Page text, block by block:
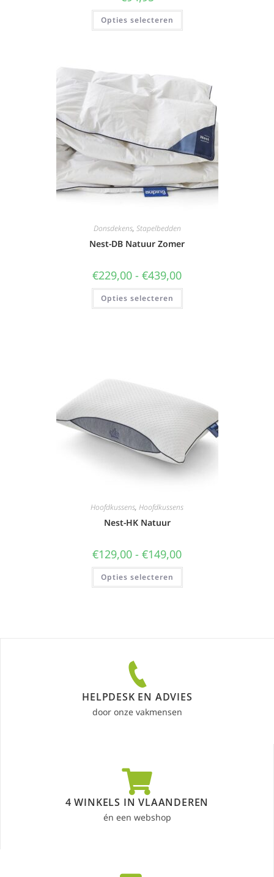
Opties selecteren
Donsdekens, Stapelbedden
Nest-DB Natuur Zomer
€229,00 - €439,00
Opties selecteren
Hoofdkussens, Hoofdkussens
Nest-HK Natuur
€129,00 - €149,00
Opties selecteren
HELPDESK EN ADVIES
door onze vakmensen
4 WINKELS IN VLAANDEREN
én een webshop